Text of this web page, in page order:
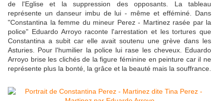
de l'Eglise et la suppression des opposants. La tableau
représente un danseur imbu de lui - même et efféminé. Dans
"Constantina la femme du mineur Perez - Martinez rasée par la
police" Eduardo Arroyo raconte l'arrestation et les tortures que
Constantina a subit car elle avait soutenu une grève dans les
Asturies. Pour l'humilier la police lui rase les cheveux. Eduardo
Arroyo brise les clichés de la figure féminine en peinture car il ne
représente plus la bonté, la grâce et la beauté mais la souffrance.